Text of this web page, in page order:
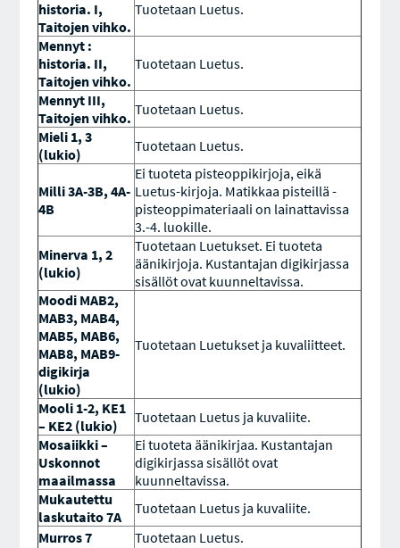
historia. I,
Taitojen vihko.
Tuotetaan Luetus.
Mennyt :
historia. II,
Taitojen vihko.
Tuotetaan Luetus.
Mennyt III,
Taitojen vihko. Tuotetaan Luetus.
Mieli 1, 3
(lukio)
Tuotetaan Luetus.
Milli 3A-3B, 4A-
4B
Ei tuoteta pisteoppikirjoja, eikä
Luetus-kirjoja. Matikkaa pisteillä -
pisteoppimateriaali on lainattavissa
3.-4. luokille.
Minerva 1, 2
(lukio)
Tuotetaan Luetukset. Ei tuoteta
äänikirjoja. Kustantajan digikirjassa
sisällöt ovat kuunneltavissa.
Moodi MAB2,
MAB3, MAB4,
MAB5, MAB6,
MAB8, MAB9-
digikirja
(lukio)
Tuotetaan Luetukset ja kuvaliitteet.
Mooli 1-2, KE1
– KE2 (lukio)
Tuotetaan Luetus ja kuvaliite.
Mosaiikki –
Uskonnot
maailmassa
Ei tuoteta äänikirjaa. Kustantajan
digikirjassa sisällöt ovat
kuunneltavissa.
Mukautettu
laskutaito 7A
Tuotetaan Luetus ja kuvaliite.
Murros 7
Tuotetaan Luetus.